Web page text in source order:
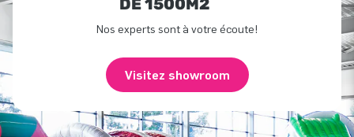
DE 1500M2
Nos experts sont à votre écoute!
Visitez showroom